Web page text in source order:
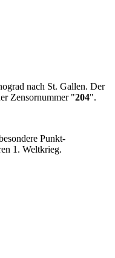
nach St. Gallen. Der
Zensornummer "204".
Punkt-
1. Weltkrieg.